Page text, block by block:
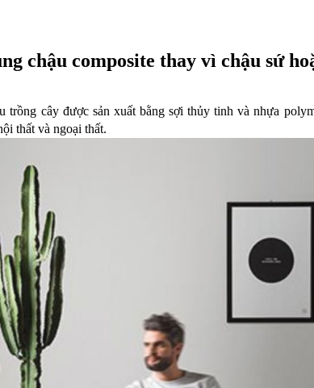
chậu composite thay vì chậu sứ
trồng cây được sản xuất bằng sợi thủy tinh và nhựa
thất và ngoại thất.